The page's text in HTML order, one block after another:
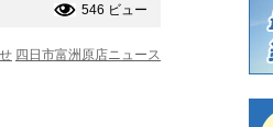
546 ビュー
四日市富洲原店ニュース